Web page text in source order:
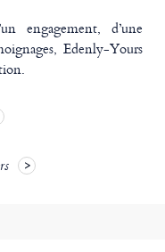
engagement, d’une
Edenly-Yours